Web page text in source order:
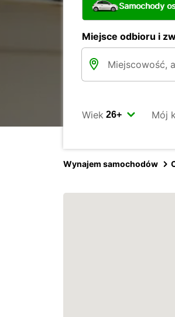
Samochody
Miejsce odbioru i
Wiek Mój
Wynajem samochodów